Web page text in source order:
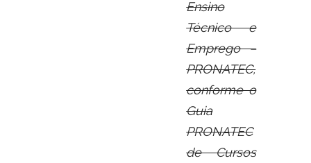
Ensino
Técnico e
Emprego –
PRONATEC,
conforme o
Guia
PRONATEC
de Cursos